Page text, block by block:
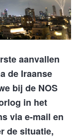
aanvallen
de Iraanse
bij de NOS
in het
via e-mail en
de situatie,